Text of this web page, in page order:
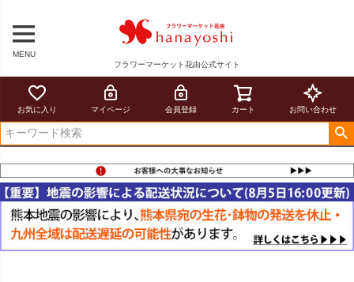
MENU
フラワーマーケット花由公式サイト
お気に入り マイページ 会員登録 カート お問い合わせ